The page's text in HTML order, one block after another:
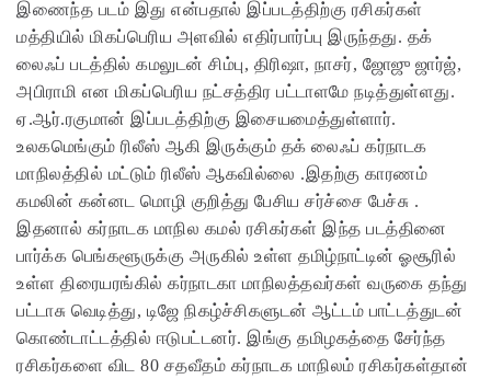
இணைந்த படம் இது என்பதால் இப்படத்திற்கு ரசிகர்கள்
மத்தியில் மிகப்பெரிய அளவில் எதிர்பார்ப்பு இருந்தது. தக்
லைஃப் படத்தில் கமலுடன் சிம்பு, திரிஷா, நாசர், ஜோஜு ஜார்ஜ்,
அபிராமி என மிகப்பெரிய நட்சத்திர பட்டாளமே நடித்துள்ளது.
ஏ.ஆர்.ரகுமான் இப்படத்திற்கு இசையமைத்துள்ளார்.
உலகமெங்கும் ரிலீஸ் ஆகி இருக்கும் தக் லைஃப் கர்நாடக
மாநிலத்தில் மட்டும் ரிலீஸ் ஆகவில்லை .இதற்கு காரணம்
கமலின் கன்னட மொழி குறித்து பேசிய சர்ச்சை பேச்சு .
இதனால் கர்நாடக மாநில கமல் ரசிகர்கள் இந்த படத்தினை
பார்க்க பெங்களூருக்கு அருகில் உள்ள தமிழ்நாட்டின் ஓசூரில்
உள்ள திரையரங்கில் கர்நாடகா மாநிலத்தவர்கள் வருகை தந்து
பட்டாசு வெடித்து, டிஜே நிகழ்ச்சிகளுடன் ஆட்டம் பாட்டத்துடன்
கொண்டாட்டத்தில் ஈடுபட்டனர். இங்கு தமிழகத்தை சேர்ந்த
ரசிகர்களை விட 80 சதவீதம் கர்நாடக மாநிலம் ரசிகர்கள்தான்